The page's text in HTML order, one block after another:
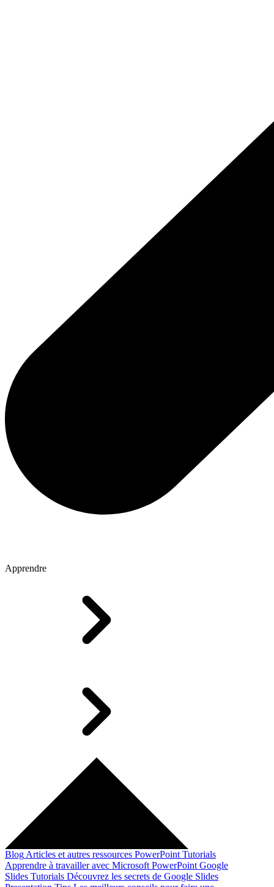
Apprendre
Blog Articles et autres ressources PowerPoint Tutorials
Apprendre à travailler avec Microsoft PowerPoint Google
Slides Tutorials Découvrez les secrets de Google Slides